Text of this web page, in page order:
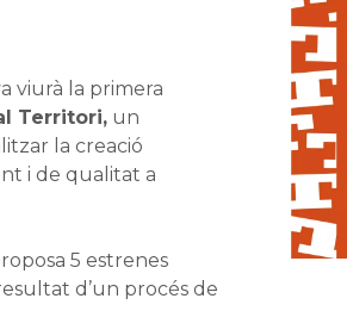
viurà la primera
Territori,un
la creació
i de qualitat a
5 estrenes
d’un procés de